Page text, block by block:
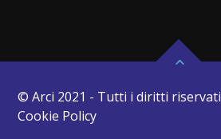
© Arci 2021 - Tutti i diritti riservati
Cookie Policy